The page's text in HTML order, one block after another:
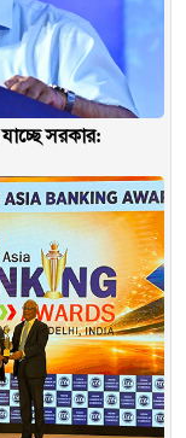
যাচ্ছে সরকার: